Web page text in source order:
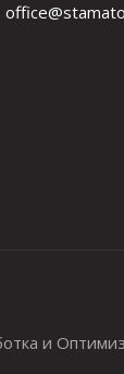
и